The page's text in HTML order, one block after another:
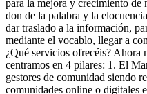
para la mejora y crecimiento de
don de la palabra y la
dar traslado a la información,
mediante el vocablo, llegar a
¿Qué servicios ofrecéis? Ahora
centramos en 4 pilares: 1. El
gestores de comunidad siendo
comunidades online o digitales